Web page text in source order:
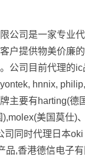
公司是一家专业
户提供物美价廉
公司目前代理的
hnnix,
主要有harting(德
美国莫仕)
司同时代理日本
品,香港德信电子